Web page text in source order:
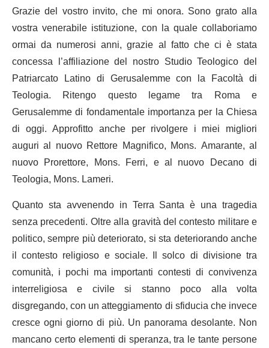
Grazie del vostro invito, che mi onora. Sono grato alla
vostra venerabile istituzione, con la quale collaboriamo
ormai da numerosi anni, grazie al fatto che ci è stata
concessa l’affiliazione del nostro Studio Teologico del
Patriarcato Latino di Gerusalemme con la Facoltà di
Teologia. Ritengo questo legame tra Roma e
Gerusalemme di fondamentale importanza per la Chiesa
di oggi. Approfitto anche per rivolgere i miei migliori
auguri al nuovo Rettore Magnifico, Mons. Amarante, al
nuovo Prorettore, Mons. Ferri, e al nuovo Decano di
Teologia, Mons. Lameri.
Quanto sta avvenendo in Terra Santa è una tragedia
senza precedenti. Oltre alla gravità del contesto militare e
politico, sempre più deteriorato, si sta deteriorando anche
il contesto religioso e sociale. Il solco di divisione tra
comunità, i pochi ma importanti contesti di convivenza
interreligiosa e civile si stanno poco alla volta
disgregando, con un atteggiamento di sfiducia che invece
cresce ogni giorno di più. Un panorama desolante. Non
mancano certo elementi di speranza, tra le tante persone